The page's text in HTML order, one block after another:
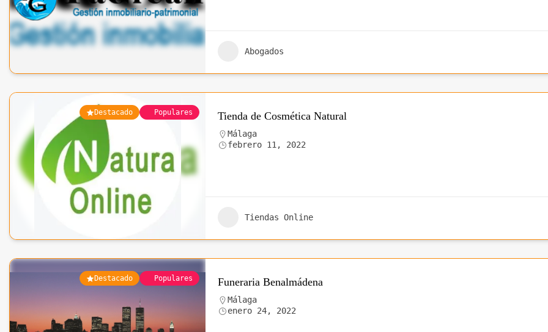
Abogados
Destacado Populares Tienda de Cosmética Natural
Málaga
febrero 11, 2022
Tiendas Online
Destacado Populares Funeraria Benalmádena
Málaga
enero 24, 2022